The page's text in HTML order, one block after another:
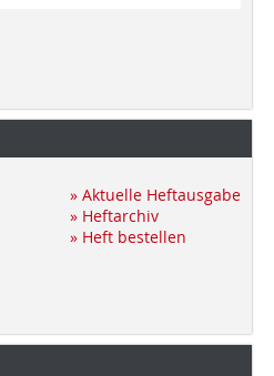
» Aktuelle Heftausgabe
» Heftarchiv
» Heft bestellen